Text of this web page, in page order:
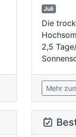
Juli
Die
2,5
Mehr